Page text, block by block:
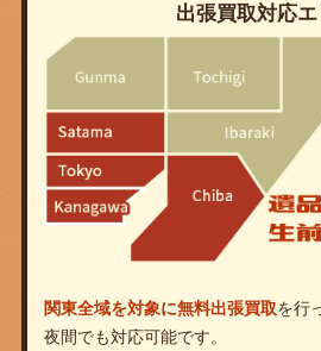
出張買取対応
関東全域を対象に無料出張買取を行
夜間でも対応可能です。